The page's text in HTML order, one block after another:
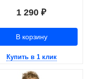
1 290 ₽
В корзину
Купить в 1 клик